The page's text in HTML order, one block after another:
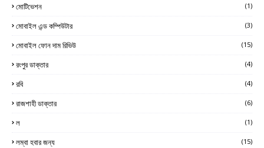
মোটিভেশন (1)
মোবাইল এন্ড কম্পিউটার (3)
মোবাইল ফোন দাম রিভিউ (15)
রংপুর ডাক্তার (4)
রবি (4)
রাজশাহী ডাক্তার (6)
ল (1)
লম্বা হবার জন্য (15)